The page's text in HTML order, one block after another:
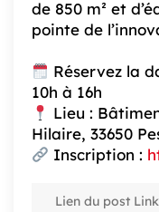
de 850 m² et
pointe de
Réservez la
10h à 16h
Lieu :
Hilaire, 33650
Inscription :
Lien du post